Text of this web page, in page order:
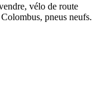
vélo de route
pneus neufs.